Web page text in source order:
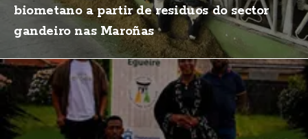
biometano a partir de residuos do sector
gandeiro nas Maroñas